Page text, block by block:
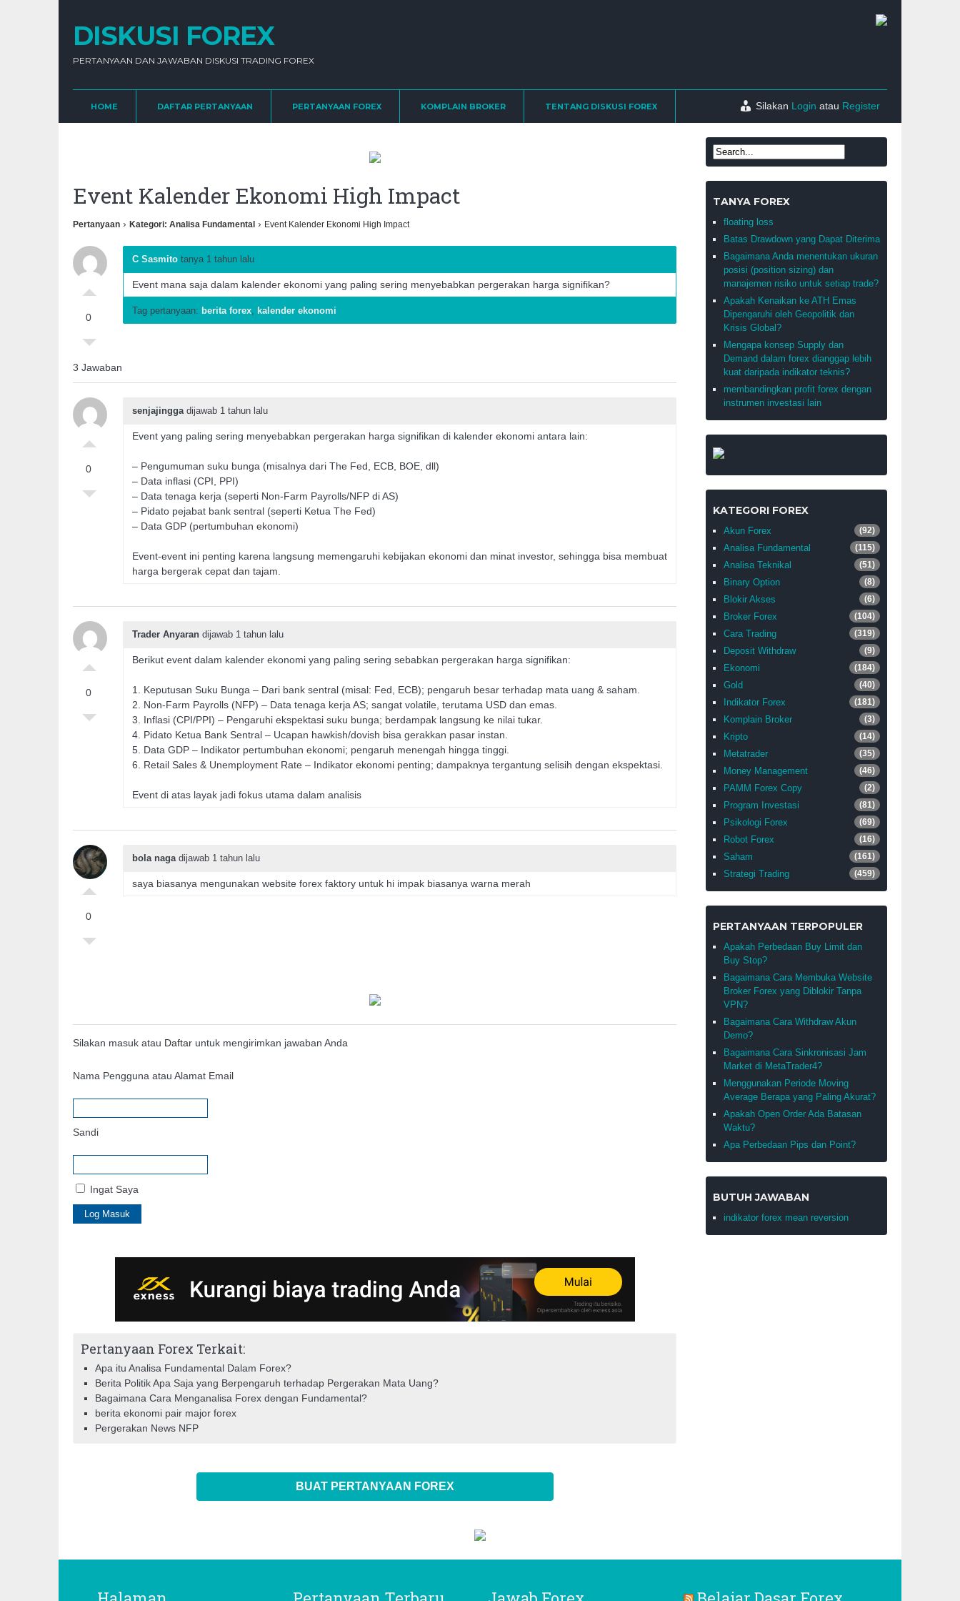
DISKUSI FOREX
PERTANYAAN DAN JAWABAN DISKUSI TRADING FOREX
HOME DAFTAR PERTANYAAN PERTANYAAN FOREX KOMPLAIN BROKER TENTANG DISKUSI FOREX Silakan Login atau Register
Event Kalender Ekonomi High Impact
Pertanyaan › Kategori: Analisa Fundamental › Event Kalender Ekonomi High Impact
0
C Sasmito tanya 1 tahun lalu
Event mana saja dalam kalender ekonomi yang paling sering menyebabkan pergerakan harga signifikan?
Tag pertanyaan: berita forex, kalender ekonomi
3 Jawaban
0
senjajinggadijawab 1 tahun lalu
Event yang paling sering menyebabkan pergerakan harga signifikan di kalender ekonomi antara lain:
– Pengumuman suku bunga (misalnya dari The Fed, ECB, BOE, dll)
– Data inflasi (CPI, PPI)
– Data tenaga kerja (seperti Non-Farm Payrolls/NFP di AS)
– Pidato pejabat bank sentral (seperti Ketua The Fed)
– Data GDP (pertumbuhan ekonomi)
Event-event ini penting karena langsung memengaruhi kebijakan ekonomi dan minat investor, sehingga bisa membuat
harga bergerak cepat dan tajam.
0
Trader Anyaran dijawab 1 tahun lalu
Berikut event dalam kalender ekonomi yang paling sering sebabkan pergerakan harga signifikan:
1. Keputusan Suku Bunga – Dari bank sentral (misal: Fed, ECB); pengaruh besar terhadap mata uang & saham.
2. Non-Farm Payrolls (NFP) – Data tenaga kerja AS; sangat volatile, terutama USD dan emas.
3. Inflasi (CPI/PPI) – Pengaruhi ekspektasi suku bunga; berdampak langsung ke nilai tukar.
4. Pidato Ketua Bank Sentral – Ucapan hawkish/dovish bisa gerakkan pasar instan.
5. Data GDP – Indikator pertumbuhan ekonomi; pengaruh menengah hingga tinggi.
6. Retail Sales & Unemployment Rate – Indikator ekonomi penting; dampaknya tergantung selisih dengan ekspektasi.
Event di atas layak jadi fokus utama dalam analisis
0
bola nagadijawab 1 tahun lalu
saya biasanya mengunakan website forex faktory untuk hi impak biasanya warna merah
Silakan masuk atau Daftar untuk mengirimkan jawaban Anda
Nama Pengguna atau Alamat Email
Sandi
Ingat Saya
Pertanyaan Forex Terkait:
Apa itu Analisa Fundamental Dalam Forex?
Berita Politik Apa Saja yang Berpengaruh terhadap Pergerakan Mata Uang?
Bagaimana Cara Menganalisa Forex dengan Fundamental?
berita ekonomi pair major forex
Pergerakan News NFP
BUAT PERTANYAAN FOREX
TANYA FOREX
floating loss
Batas Drawdown yang Dapat Diterima
Bagaimana Anda menentukan ukuran
posisi (position sizing) dan
manajemen risiko untuk setiap trade?
Apakah Kenaikan ke ATH Emas
Dipengaruhi oleh Geopolitik dan
Krisis Global?
Mengapa konsep Supply dan
Demand dalam forex dianggap lebih
kuat daripada indikator teknis?
membandingkan profit forex dengan
instrumen investasi lain
KATEGORI FOREX
Akun Forex (92)
Analisa Fundamental (115)
Analisa Teknikal (51)
Binary Option (8)
Blokir Akses (6)
Broker Forex (104)
Cara Trading (319)
Deposit Withdraw (9)
Ekonomi (184)
Gold (40)
Indikator Forex (181)
Komplain Broker (3)
Kripto (14)
Metatrader (35)
Money Management (46)
PAMM Forex Copy (2)
Program Investasi (81)
Psikologi Forex (69)
Robot Forex (16)
Saham (161)
Strategi Trading (459)
PERTANYAAN TERPOPULER
Apakah Perbedaan Buy Limit dan
Buy Stop?
Bagaimana Cara Membuka Website
Broker Forex yang Diblokir Tanpa
VPN?
Bagaimana Cara Withdraw Akun
Demo?
Bagaimana Cara Sinkronisasi Jam
Market di MetaTrader4?
Menggunakan Periode Moving
Average Berapa yang Paling Akurat?
Apakah Open Order Ada Batasan
Waktu?
Apa Perbedaan Pips dan Point?
BUTUH JAWABAN
indikator forex mean reversion